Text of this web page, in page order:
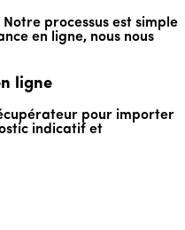
processus est simple
en ligne, nous nous
ligne
pour importer
indicatif et